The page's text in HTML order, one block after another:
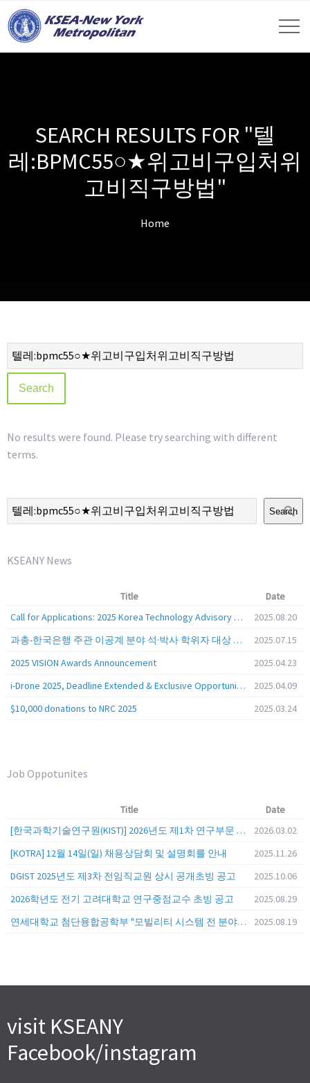
SEARCH RESULTS FOR "텔
레:BPMC55○★위고비구입처위
고비직구방법"
Home
No results were found. Please try searching with different
terms.
Search
KSEANY News
Title
Date
Call for Applications: 2025 Korea Technology Advisory Group (K-TAG)
2025.08.20
과총-한국은행 주관 이공계 분야 석·박사 학위자 대상 서베이
2025.07.15
2025 VISION Awards Announcement
2025.04.23
i-Drone 2025, Deadline Extended & Exclusive Opportunity to Travel to Korea!
2025.04.09
$10,000 donations to NRC 2025
2025.03.24
Job Oppotunites
Title
Date
[한국과학기술연구원(KIST)] 2026년도 제1차 연구부문 공개채용 안내
2026.03.02
[KOTRA] 12월 14일(일) 채용상담회 및 설명회를 안내
2025.11.26
DGIST 2025년도 제3차 전임직교원 상시 공개초빙 공고
2025.10.06
2026학년도 전기 고려대학교 연구중점교수 초빙 공고
2025.08.29
연세대학교 첨단융합공학부 "모빌리티 시스템 전 분야" 전임교원 특별채용 (2026년 9월 1일자 임용 예정)
2025.08.19
visit KSEANY
Facebook/instagram